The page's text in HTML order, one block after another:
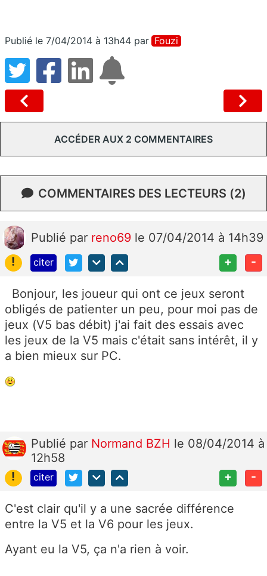
Publié le 7/04/2014 à 13h44 par Fouzi
ACCÉDER AUX 2 COMMENTAIRES
COMMENTAIRES DES LECTEURS (2)
Publié par reno69 le 07/04/2014 à 14h39
!
citer + -
Bonjour, les joueur qui ont ce jeux seront
obligés de patienter un peu, pour moi pas de
jeux (V5 bas débit) j'ai fait des essais avec
les jeux de la V5 mais c'était sans intérêt, il y
a bien mieux sur PC.
Publié par Normand BZH le 08/04/2014 à
12h58
!
citer + -
C'est clair qu'il y a une sacrée différence
entre la V5 et la V6 pour les jeux.
Ayant eu la V5, ça n'a rien à voir.